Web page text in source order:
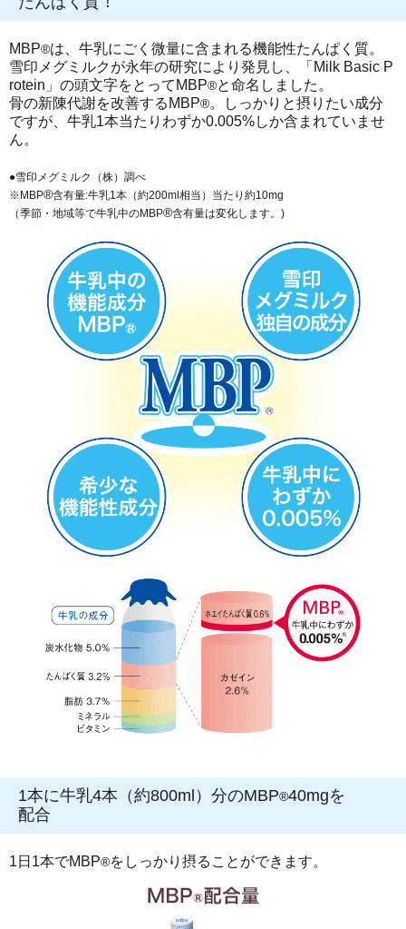
MBP®は、牛乳にごく微量に含まれる機能性たんぱく質。
雪印メグミルクが永年の研究により発見し、「Milk Basic P
rotein」の頭文字をとってMBP®と命名しました。
骨の新陳代謝を改善するMBP®。しっかりと摂りたい成分
ですが、牛乳1本当たりわずか0.005%しか含まれていませ
ん。
●雪印メグミルク（株）調べ
※MBP®含有量:牛乳1本（約200ml相当）当たり約10mg
（季節・地域等で牛乳中のMBP®含有量は変化します。)
1本に牛乳4本（約800ml）分のMBP®40mgを
配合
1日1本でMBP®をしっかり摂ることができます。